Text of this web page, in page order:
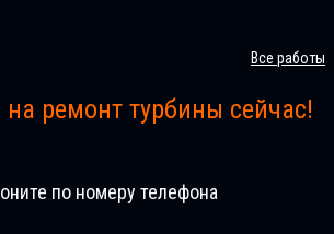
Все работы
ремонт турбины сейчас!
по номеру телефона